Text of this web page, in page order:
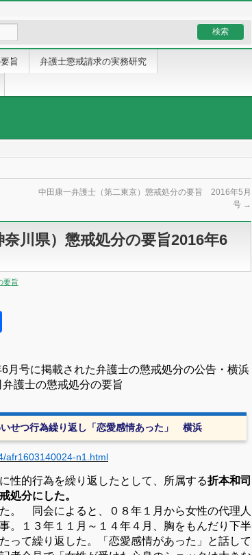
旨 弁護士懲戒請求の実務研究
中田康一弁護士（第二東京）懲戒処分の要旨 2016年5月
号 →
川県）懲戒処分の要旨2016年6
要旨
6月号に掲載された弁護士の懲戒処分の公告・横浜
弁護士の懲戒処分の要旨
せつ行為繰り返し「恋愛感情あった」 横浜
afr1603140024-n1.html
性的行為を繰り返したとして、所属する折本和司
処分にした。
。 同会によると、０８年１月から女性の代理人
。１３年１１月～１４年４月、胸をもんだり下半
って繰り返した。「恋愛感情があった」と話して